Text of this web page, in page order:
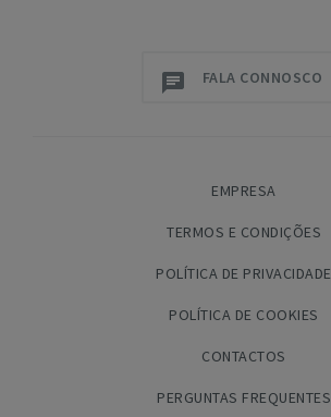
FALA CONNOSCO
EMPRESA
TERMOS E CONDIÇÕES
POLÍTICA DE PRIVACIDADE
POLÍTICA DE COOKIES
CONTACTOS
PERGUNTAS FREQUENTES